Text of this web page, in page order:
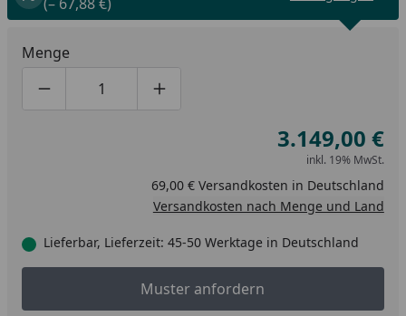
Menge
Produktmenge um eins verringern
Produktmenge manuell eingeben
Produktmenge um eins erhöhen
3.149,00 €
inkl. 19% MwSt.
69,00 € Versandkosten in Deutschland
Versandkosten nach Menge und Land
Lieferbar, Lieferzeit: 45-50 Werktage in Deutschland
Muster anfordern
Muster anfordern